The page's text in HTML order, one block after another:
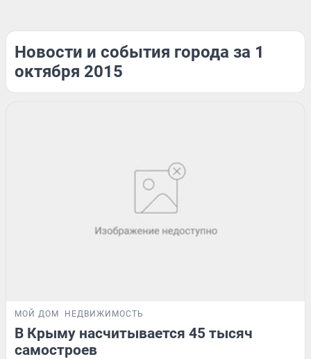
Новости и события города за 1
октября 2015
МОЙ ДОМ НЕДВИЖИМОСТЬ
В Крыму насчитывается 45 тысяч
самостроев